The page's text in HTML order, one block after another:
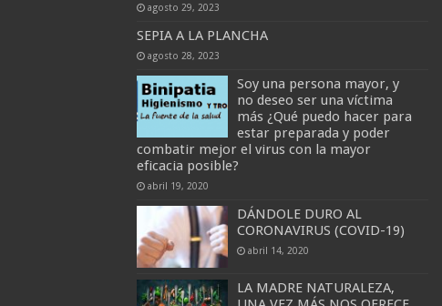
agosto 29, 2023
SEPIA A LA PLANCHA
agosto 28, 2023
Soy una persona mayor, y
no deseo ser una víctima
más ¿Qué puedo hacer para
estar preparada y poder
combatir mejor el virus con la mayor
eficacia posible?
abril 19, 2020
DÁNDOLE DURO AL
CORONAVIRUS (COVID-19)
abril 14, 2020
LA MADRE NATURALEZA,